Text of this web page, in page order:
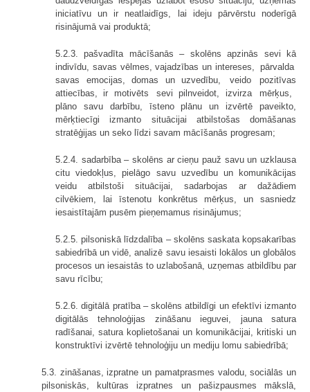
iniciatīvu un ir neatlaidīgs, lai ideju pārvērstu noderīgā
risinājumā vai produktā;
5.2.3. pašvadīta mācīšanās – skolēns apzinās sevi kā
indivīdu, savas vēlmes, vajadzības un intereses, pārvalda
savas emocijas, domas un uzvedību, veido pozitīvas
attiecības, ir motivēts sevi pilnveidot, izvirza mērķus,
plāno savu darbību, īsteno plānu un izvērtē paveikto,
mērķtiecīgi izmanto situācijai atbilstošas domāšanas
stratēģijas un seko līdzi savam mācīšanās progresam;
5.2.4. sadarbība – skolēns ar cieņu pauž savu un uzklausa
citu viedokļus, pielāgo savu uzvedību un komunikācijas
veidu atbilstoši situācijai, sadarbojas ar dažādiem
cilvēkiem, lai īstenotu konkrētus mērķus, un sasniedz
iesaistītajām pusēm pieņemamus risinājumus;
5.2.5. pilsoniskā līdzdalība – skolēns saskata kopsakarības
sabiedrībā un vidē, analizē savu iesaisti lokālos un globālos
procesos un iesaistās to uzlabošanā, uzņemas atbildību par
savu rīcību;
5.2.6. digitālā pratība – skolēns atbildīgi un efektīvi izmanto
digitālās tehnoloģijas zināšanu ieguvei, jauna satura
radīšanai, satura koplietošanai un komunikācijai, kritiski un
konstruktīvi izvērtē tehnoloģiju un mediju lomu sabiedrībā;
5.3. zināšanas, izpratne un pamatprasmes valodu, sociālās un
pilsoniskās, kultūras izpratnes un pašizpausmes mākslā,